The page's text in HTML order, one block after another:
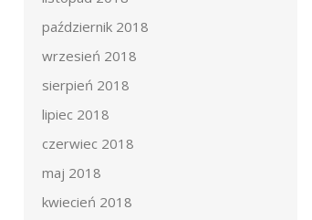
październik 2018
wrzesień 2018
sierpień 2018
lipiec 2018
czerwiec 2018
maj 2018
kwiecień 2018